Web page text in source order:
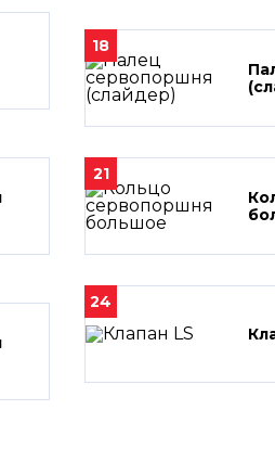
18
21
24